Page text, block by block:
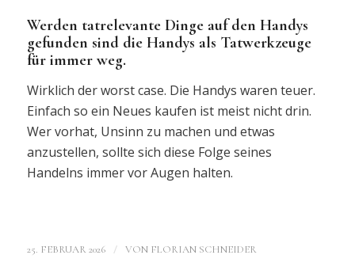
Werden tatrelevante Dinge auf den Handys
gefunden sind die Handys als Tatwerkzeuge
für immer weg.
Wirklich der worst case. Die Handys waren teuer.
Einfach so ein Neues kaufen ist meist nicht drin.
Wer vorhat, Unsinn zu machen und etwas
anzustellen, sollte sich diese Folge seines
Handelns immer vor Augen halten.
25. FEBRUAR 2026 / VON FLORIAN SCHNEIDER